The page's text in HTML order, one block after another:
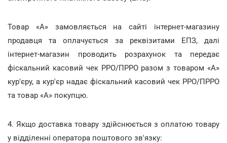
Товар «А» замовляється на сайті інтернет-магазину
продавця та оплачується за реквізитами ЕПЗ, далі
інтернет-магазин проводить розрахунок та передає
фіскальний касовий чек РРО/ПРРО разом з товаром «А»
кур'єру, а кур'єр надає фіскальний касовий чек РРО/ПРРО
та товар «А» покупцю.
4. Якщо доставка товару здійснюється з оплатою товару
у відділенні оператора поштового зв'язку: